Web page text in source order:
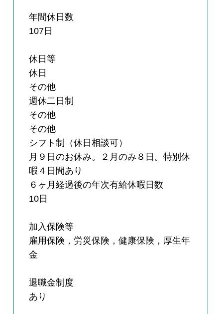
年間休日数
107日
休日等
休日
その他
週休二日制
その他
その他
シフト制（休日相談可）
月９日のお休み。２月のみ８日。特別休
暇４日間あり
６ヶ月経過後の年次有給休暇日数
10日
加入保険等
雇用保険，労災保険，健康保険，厚生年
金
退職金制度
あり